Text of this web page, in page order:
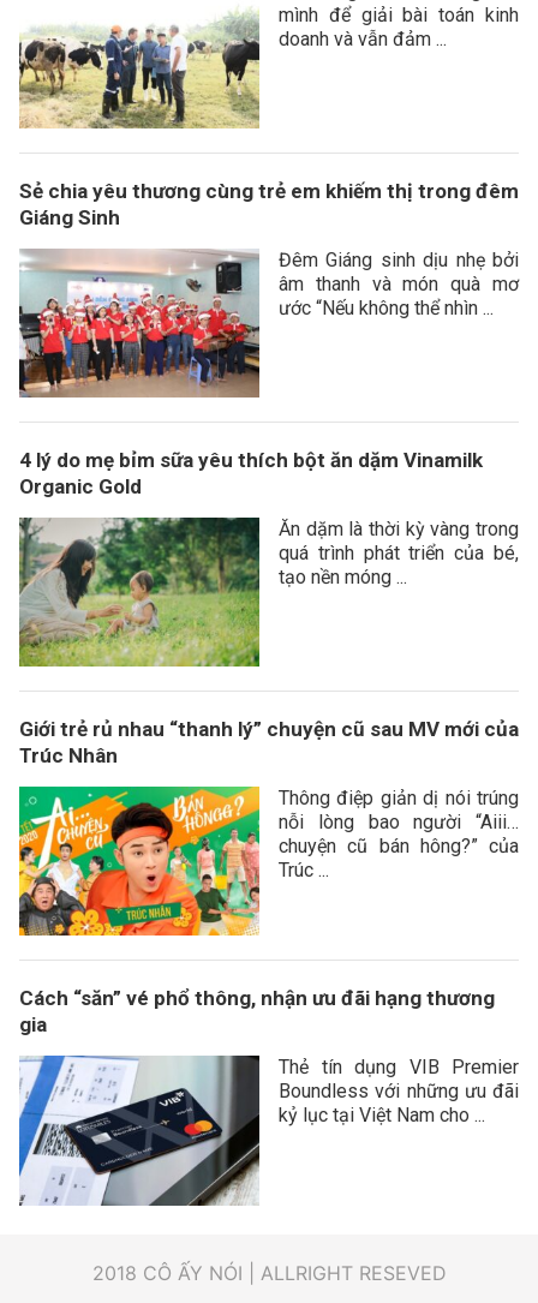
mình để giải bài toán kinh
doanh và vẫn đảm ...
Sẻ chia yêu thương cùng trẻ em khiếm thị trong đêm
Giáng Sinh
Đêm Giáng sinh dịu nhẹ bởi
âm thanh và món quà mơ
ước “Nếu không thể nhìn ...
4 lý do mẹ bỉm sữa yêu thích bột ăn dặm Vinamilk
Organic Gold
Ăn dặm là thời kỳ vàng trong
quá trình phát triển của bé,
tạo nền móng ...
Giới trẻ rủ nhau “thanh lý” chuyện cũ sau MV mới của
Trúc Nhân
Thông điệp giản dị nói trúng
nỗi lòng bao người “Aiii…
chuyện cũ bán hông?” của
Trúc ...
Cách “săn” vé phổ thông, nhận ưu đãi hạng thương
gia
Thẻ tín dụng VIB Premier
Boundless với những ưu đãi
kỷ lục tại Việt Nam cho ...
2018 CÔ ẤY NÓI | ALLRIGHT RESEVED